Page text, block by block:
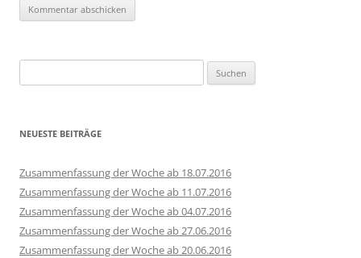
nach:
NEUESTE BEITRÄGE
Zusammenfassung der Woche ab 18.07.2016
Zusammenfassung der Woche ab 11.07.2016
Zusammenfassung der Woche ab 04.07.2016
Zusammenfassung der Woche ab 27.06.2016
Zusammenfassung der Woche ab 20.06.2016